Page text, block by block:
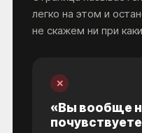
легко на этом и
не скажем ни при
✕
«Вы вообще